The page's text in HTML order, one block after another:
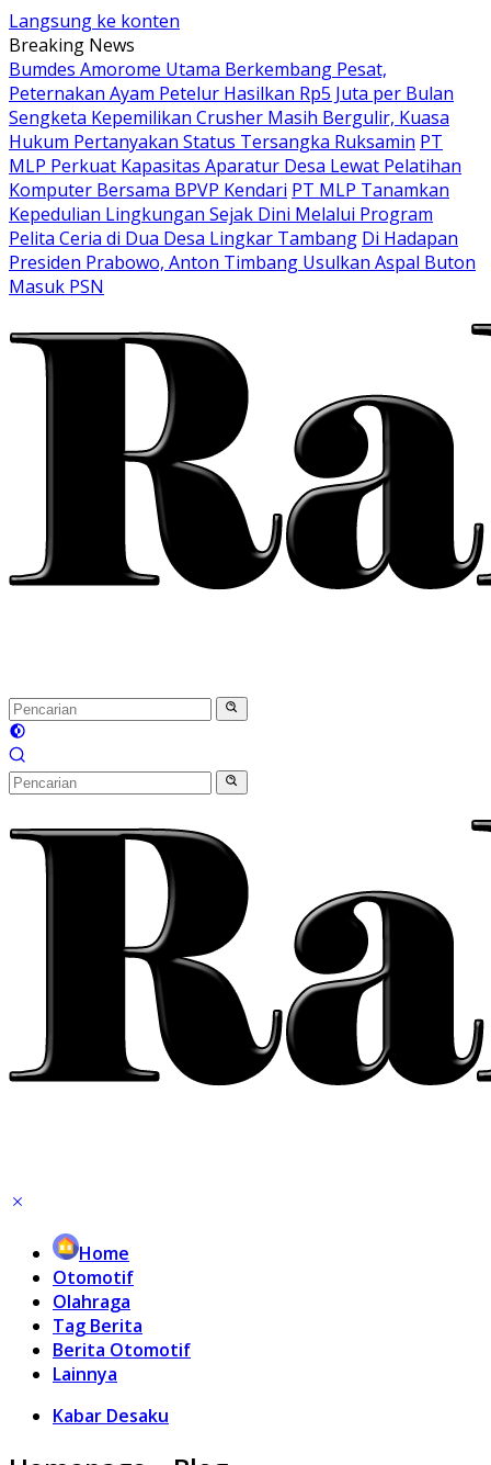
Langsung ke konten
Breaking News
Bumdes Amorome Utama Berkembang Pesat,
Peternakan Ayam Petelur Hasilkan Rp5 Juta per Bulan
Sengketa Kepemilikan Crusher Masih Bergulir, Kuasa
Hukum Pertanyakan Status Tersangka Ruksamin PT
MLP Perkuat Kapasitas Aparatur Desa Lewat Pelatihan
Komputer Bersama BPVP Kendari PT MLP Tanamkan
Kepedulian Lingkungan Sejak Dini Melalui Program
Pelita Ceria di Dua Desa Lingkar Tambang Di Hadapan
Presiden Prabowo, Anton Timbang Usulkan Aspal Buton
Masuk PSN
Home
Otomotif
Olahraga
Tag Berita
Berita Otomotif
Lainnya
Kabar Desaku